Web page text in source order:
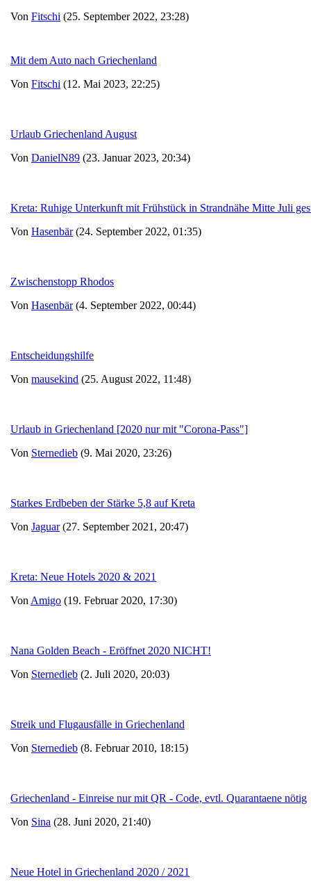
Von Fitschi (25. September 2022, 23:28)
Mit dem Auto nach Griechenland
Von Fitschi (12. Mai 2023, 22:25)
Urlaub Griechenland August
Von DanielN89 (23. Januar 2023, 20:34)
Kreta: Ruhige Unterkunft mit Frühstück in Strandnähe Mitte Juli
Von Hasenbär(24. September 2022, 01:35)
Zwischenstopp Rhodos
Von Hasenbär(4. September 2022, 00:44)
Entscheidungshilfe
Von mausekind (25. August 2022, 11:48)
Urlaub in Griechenland [2020 nur mit "Corona-Pass"]
Von Sternedieb (9. Mai 2020, 23:26)
Starkes Erdbeben der Stärke 5,8 auf Kreta
Von Jaguar(27. September 2021, 20:47)
Kreta: Neue Hotels 2020 & 2021
Von Amigo (19. Februar 2020, 17:30)
Nana Golden Beach - Eröffnet 2020 NICHT!
Von Sternedieb (2. Juli 2020, 20:03)
Streik und Flugausfälle in Griechenland
Von Sternedieb (8. Februar 2010, 18:15)
Griechenland - Einreise nur mit QR - Code, evtl. Quarantaene nötig
Von Sina (28. Juni 2020, 21:40)
Neue Hotel in Griechenland 2020 / 2021